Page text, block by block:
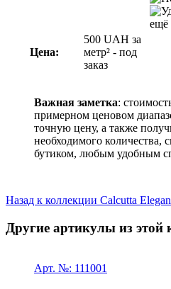
ещё
Цена:
500 UAH за
метр² - под
заказ
Важная заметка:
примерном ценовом
точную цену, а также
необходимого количества,
бутиком, любым удобным
Назад к коллекции Calcutta
Другие артикулы из этой
Арт. №: 111001